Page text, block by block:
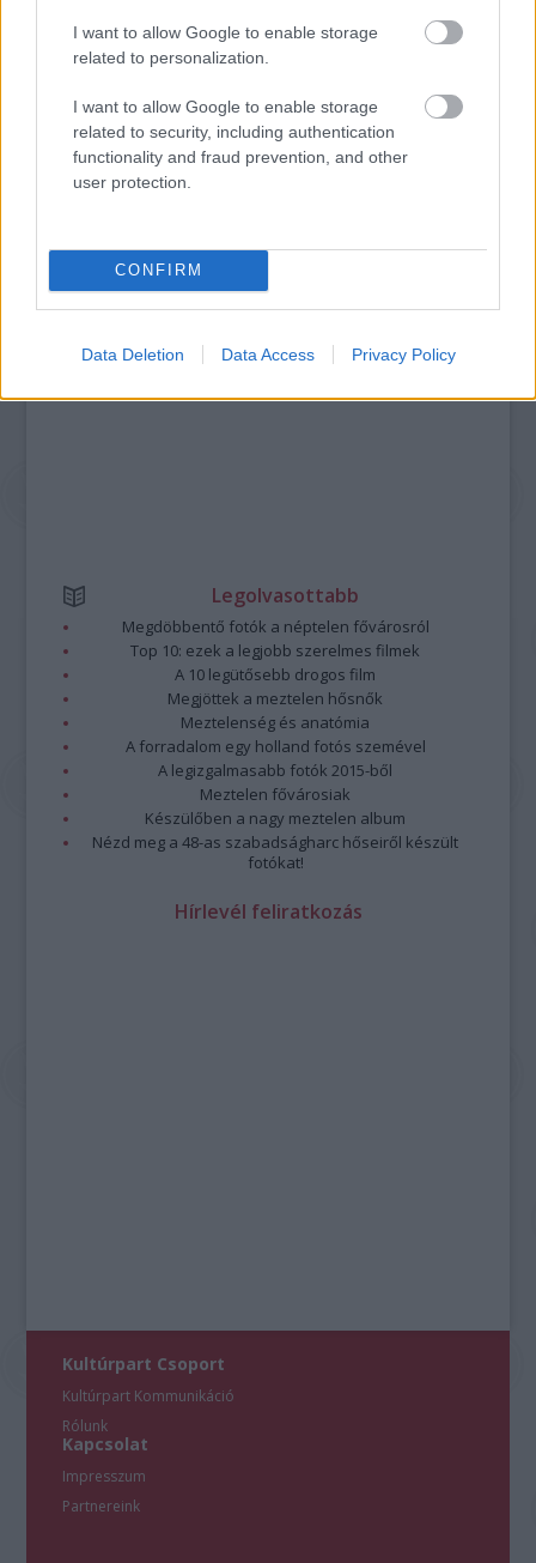
I want to allow Google to enable storage
related to personalization.
I want to allow Google to enable storage
related to security, including authentication
functionality and fraud prevention, and other
user protection.
CONFIRM
Data Deletion Data Access Privacy Policy
„AZ EMBERT EMBERRÉ TETTE…” – VASÁRNAP
ZÁRT A DOMBOS FEST
https://kulturpart.hu/api/trackback/id/7836198
Kommentek:
A hozzászólások avonatkozó jogszabályokértelmében felhasználói tartalomnak
nem vállal, azokat nem ellenőrzi. Kifogás esetén forduljon a blog szerkesztőjéhez.
Legolvasottabb
Megdöbbentő fotók a néptelen fővárosról
Top 10: ezek a legjobb szerelmes filmek
A 10 legütősebb drogos film
Megjöttek a meztelen hősnők
Meztelenség és anatómia
A forradalom egy holland fotós szemével
A legizgalmasabb fotók 2015-ből
Meztelen fővárosiak
Készülőben a nagy meztelen album
Nézd meg a 48-as szabadságharc hőseiről készült
fotókat!
Hírlevél feliratkozás
Kultúrpart Csoport
Kultúrpart Kommunikáció
Rólunk
Kapcsolat
Impresszum
Partnereink